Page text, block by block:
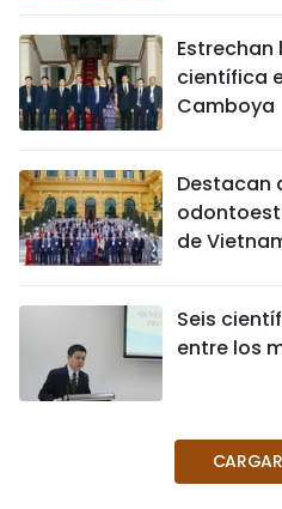
científica
Camboya
Destacan
de
Seis
entre los